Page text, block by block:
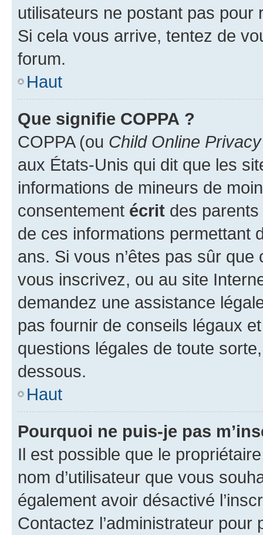
utilisateurs ne postant pas pour
Si cela vous arrive, tentez de
forum.
Haut
Que signifie COPPA ?
COPPA (ou Child Online
aux États-Unis qui dit que les
informations de mineurs de
consentement écrit des parents
de ces informations permettant
ans. Si vous n’êtes pas sûr
vous inscrivez, ou au site
demandez une assistance
pas fournir de conseils légaux
questions légales de toute
dessous.
Haut
Pourquoi ne puis-je pas
Il est possible que le
nom d’utilisateur que vous
également avoir désactivé
Contactez l’administrateur